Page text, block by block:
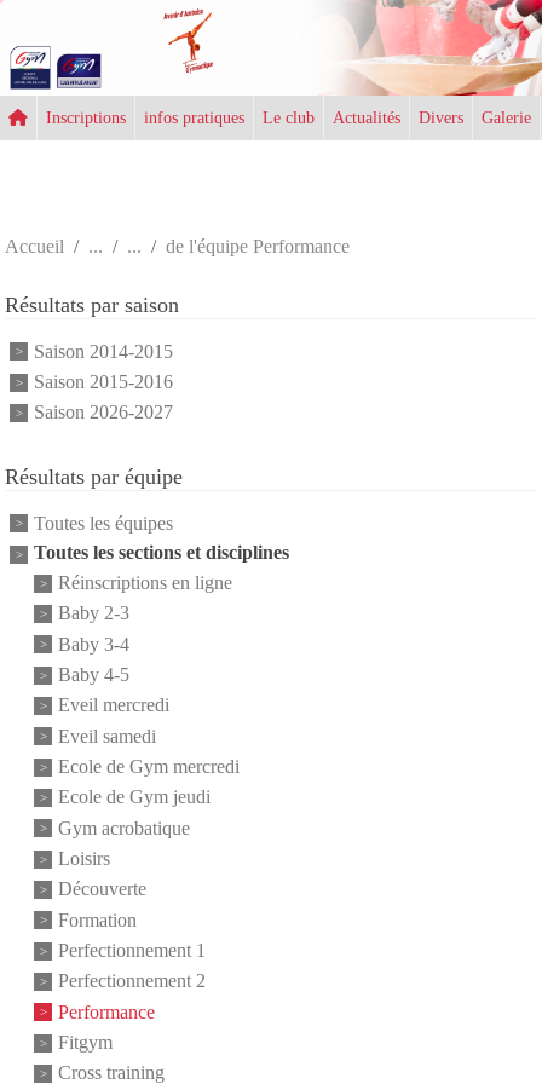
Inscriptions infos pratiques Le club Actualités Divers Galerie
Accueil de l'équipe Performance
Résultats par saison
Saison 2014-2015
Saison 2015-2016
Saison 2026-2027
Résultats par équipe
Toutes les équipes
Toutes les sections et disciplines
Réinscriptions en ligne
Baby 2-3
Baby 3-4
Baby 4-5
Eveil mercredi
Eveil samedi
Ecole de Gym mercredi
Ecole de Gym jeudi
Gym acrobatique
Loisirs
Découverte
Formation
Perfectionnement 1
Perfectionnement 2
Performance
Fitgym
Cross training
Panneau de gestion des cookies